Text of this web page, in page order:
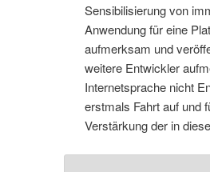
Sensibilisierung von
Anwendung für eine
aufmerksam und
weitere Entwickler
Internetsprache nicht
erstmals Fahrt auf und
Verstärkung der in